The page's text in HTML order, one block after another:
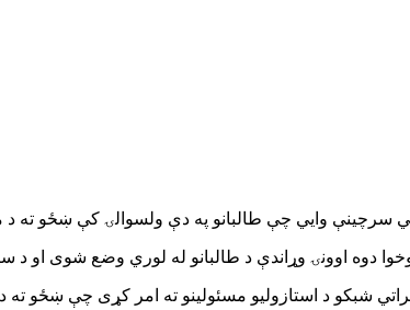
دوه اوونۍ وړاندې د طالبانو له لوري وضع شوی او د
شبکو د استازولیو مسئولینو ته امر کړی چې ښځو ته